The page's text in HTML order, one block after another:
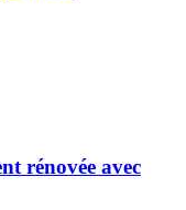
rénovée avec